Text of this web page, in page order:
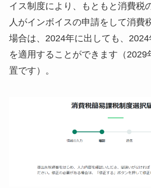
イス制度により、もともと消費税
人がインボイスの申請をして消費
場合は、2024年に出しても、
を適用することができます（2029
置です）。